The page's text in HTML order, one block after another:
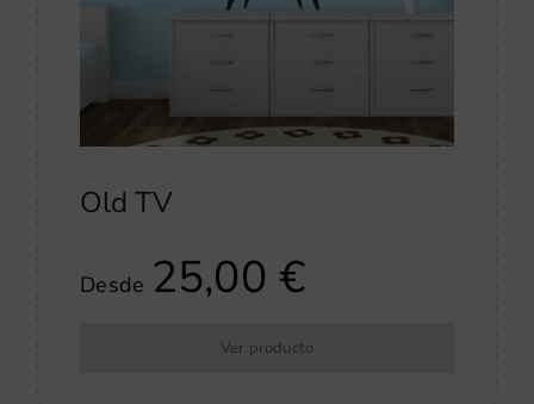
Old TV
Desde 25,00€
Ver producto